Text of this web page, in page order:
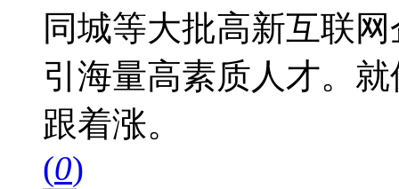
同城等大批高新互联
引海量高素质人才。
跟着涨。
(0)